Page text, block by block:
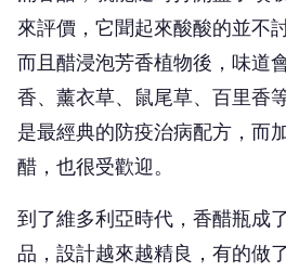
來評價，它聞起來酸酸的並不
而且醋浸泡芳香植物後，味道
香、薰衣草、鼠尾草、百里香
是最經典的防疫治病配方，而
醋，也很受歡迎。
到了維多利亞時代，香醋瓶成
品，設計越來越精良，有的做